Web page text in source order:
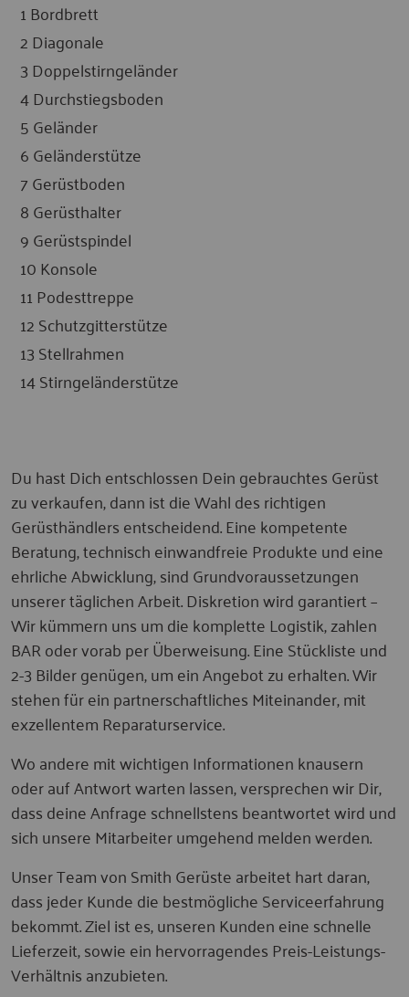
1 Bordbrett
2 Diagonale
3 Doppelstirngeländer
4 Durchstiegsboden
5 Geländer
6 Geländerstütze
7 Gerüstboden
8 Gerüsthalter
9 Gerüstspindel
10 Konsole
11 Podesttreppe
12 Schutzgitterstütze
13 Stellrahmen
14 Stirngeländerstütze
Du hast Dich entschlossen Dein gebrauchtes Gerüst
zu verkaufen, dann ist die Wahl des richtigen
Gerüsthändlers entscheidend. Eine kompetente
Beratung, technisch einwandfreie Produkte und eine
ehrliche Abwicklung, sind Grundvoraussetzungen
unserer täglichen Arbeit. Diskretion wird garantiert –
Wir kümmern uns um die komplette Logistik, zahlen
BAR oder vorab per Überweisung. Eine Stückliste und
2-3 Bilder genügen, um ein Angebot zu erhalten. Wir
stehen für ein partnerschaftliches Miteinander, mit
exzellentem Reparaturservice.
Wo andere mit wichtigen Informationen knausern
oder auf Antwort warten lassen, versprechen wir Dir,
dass deine Anfrage schnellstens beantwortet wird und
sich unsere Mitarbeiter umgehend melden werden.
Unser Team von Smith Gerüste arbeitet hart daran,
dass jeder Kunde die bestmögliche Serviceerfahrung
bekommt. Ziel ist es, unseren Kunden eine schnelle
Lieferzeit, sowie ein hervorragendes Preis-Leistungs-
Verhältnis anzubieten.